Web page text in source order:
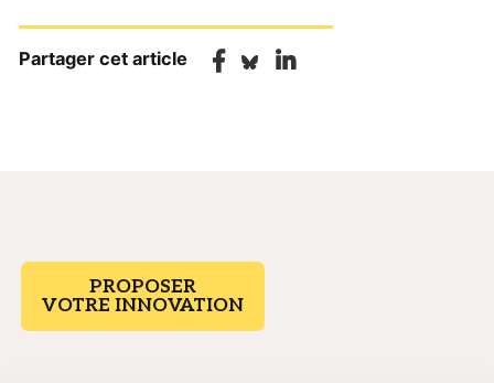
Partager cet article
PROPOSER
VOTRE INNOVATION